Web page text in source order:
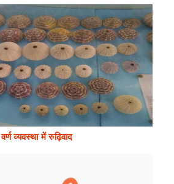
वर्ण व्यवस्था में रुढ़िवाद